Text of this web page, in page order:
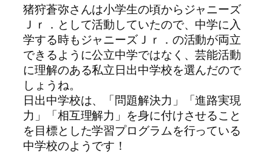
猪狩蒼弥さんは小学生の頃からジャニーズ
Ｊｒ．として活動していたので、中学に入
学する時もジャニーズＪｒ．の活動が両立
できるように公立中学ではなく、芸能活動
に理解のある私立日出中学校を選んだので
しょうね。
日出中学校は、「問題解決力」「進路実現
力」「相互理解力」を身に付けさせること
を目標とした学習プログラムを行っている
中学校のようです！